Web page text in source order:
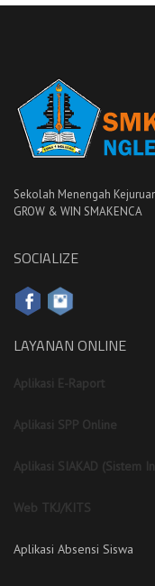
Sekolah Menengah
GROW & WIN SMAKENCA
SOCIALIZE
LAYANAN ONLINE
Aplikasi E-Raport
Aplikasi SPP Online
Aplikasi SIAKAD (Sistem
Web TKJ/KITS
Aplikasi Absensi Siswa